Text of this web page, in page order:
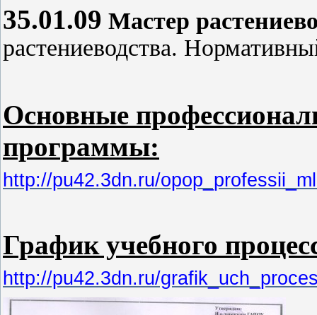
35.01.09 Мастер
растениеводства.
Основные
программы:
http://pu42.3dn.ru/
График учебного
http://pu42.3dn.ru/